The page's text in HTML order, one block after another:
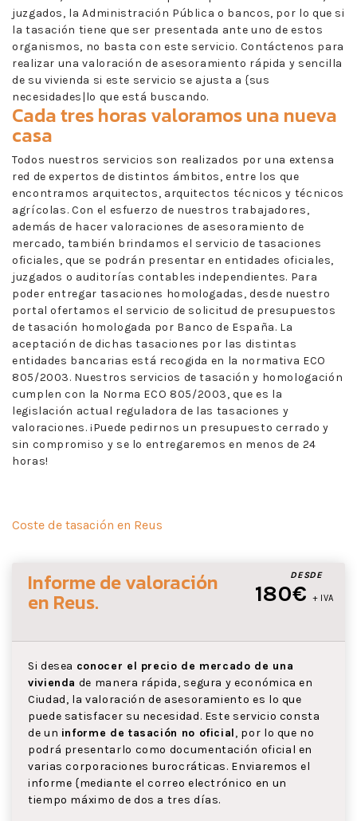
juzgados, la Administración Pública o bancos, por lo que si
la tasación tiene que ser presentada ante uno de estos
organismos, no basta con este servicio. Contáctenos para
realizar una valoración de asesoramiento rápida y sencilla
de su vivienda si este servicio se ajusta a {sus
necesidades|lo que está buscando.
Cada tres horas valoramos una nueva
casa
Todos nuestros servicios son realizados por una extensa
red de expertos de distintos ámbitos, entre los que
encontramos arquitectos, arquitectos técnicos y técnicos
agrícolas. Con el esfuerzo de nuestros trabajadores,
además de hacer valoraciones de asesoramiento de
mercado, también brindamos el servicio de tasaciones
oficiales, que se podrán presentar en entidades oficiales,
juzgados o auditorías contables independientes. Para
poder entregar tasaciones homologadas, desde nuestro
portal ofertamos el servicio de solicitud de presupuestos
de tasación homologada por Banco de España. La
aceptación de dichas tasaciones por las distintas
entidades bancarias está recogida en la normativa ECO
805/2003. Nuestros servicios de tasación y homologación
cumplen con la Norma ECO 805/2003, que es la
legislación actual reguladora de las tasaciones y
valoraciones. ¡Puede pedirnos un presupuesto cerrado y
sin compromiso y se lo entregaremos en menos de 24
horas!
Coste de tasación en Reus
DESDE
180€ + IVA
Informe de valoración
en Reus.
Si desea conocer el precio de mercado de una
vivienda de manera rápida, segura y económica en
Ciudad, la valoración de asesoramiento es lo que
puede satisfacer su necesidad. Este servicio consta
de un informe de tasación no oficial, por lo que no
podrá presentarlo como documentación oficial en
varias corporaciones burocráticas. Enviaremos el
informe {mediante el correo electrónico en un
tiempo máximo de dos a tres días.